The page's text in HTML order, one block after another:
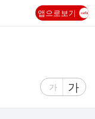
앱으로보기
글
가
글
자
가